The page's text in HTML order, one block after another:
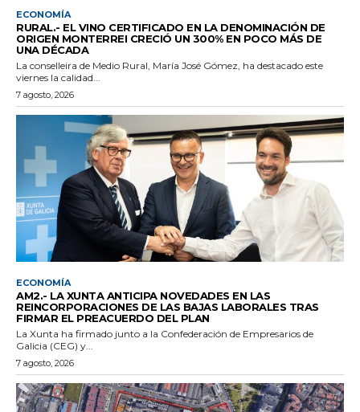
ECONOMÍA
RURAL.- EL VINO CERTIFICADO EN LA DENOMINACIÓN DE
ORIGEN MONTERREI CRECIÓ UN 300% EN POCO MÁS DE
UNA DÉCADA
La conselleira de Medio Rural, María José Gómez, ha destacado este
viernes la calidad...
7 agosto, 2026
ECONOMÍA
AM2.- LA XUNTA ANTICIPA NOVEDADES EN LAS
REINCORPORACIONES DE LAS BAJAS LABORALES TRAS
FIRMAR EL PREACUERDO DEL PLAN
La Xunta ha firmado junto a la Confederación de Empresarios de
Galicia (CEG) y...
7 agosto, 2026